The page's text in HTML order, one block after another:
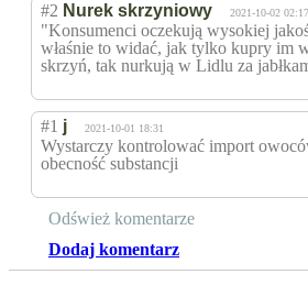
#2 Nurek skrzyniowy 2021-10-02 02:17
"Konsumenci oczekują wysokiej
właśnie to widać, jak tylko kupry im
skrzyń, tak nurkują w Lidlu za
#1 j 2021-10-01 18:31
Wystarczy kontrolować import
obecność substancji
Odśwież komentarze
Dodaj komentarz